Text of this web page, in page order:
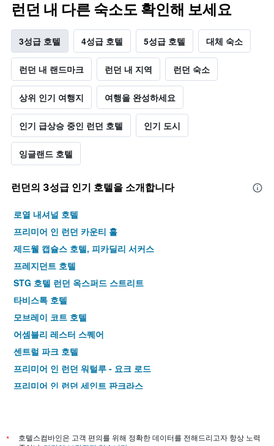
런던 내 다른 숙소도 확인해 보세요
3성급 호텔 4성급 호텔 5성급 호텔 대체 숙소
런던 내 랜드마크 런던 내 지역 런던 숙소
상위 인기 여행지 여행을 완성하세요
인기 급상승 중인 런던 호텔 인기 도시
잉글랜드 호텔
런던​의 3​성급 인기 호텔을 소개합니다
로열 내셔널 호텔
프리미어 인 런던 카운티 홀
제드웰 캡슐스 호텔, 피카딜리 서커스
프레지던트 호텔
STG 호텔 런던 옥스퍼드 스트리트
타비스톡 호텔
모브레이 코트 호텔
어셈블리 레스터 스퀘어
센트럴 파크 호텔
프리미어 인 런던 워털루 - 요크 로드
프리미어 인 런던 세인트 판크라스
킹스 크로스 인 호텔
*
호텔스컴바인은 고객 편의를 위해 정확한 데이터를 전해드리고자 항상 노력